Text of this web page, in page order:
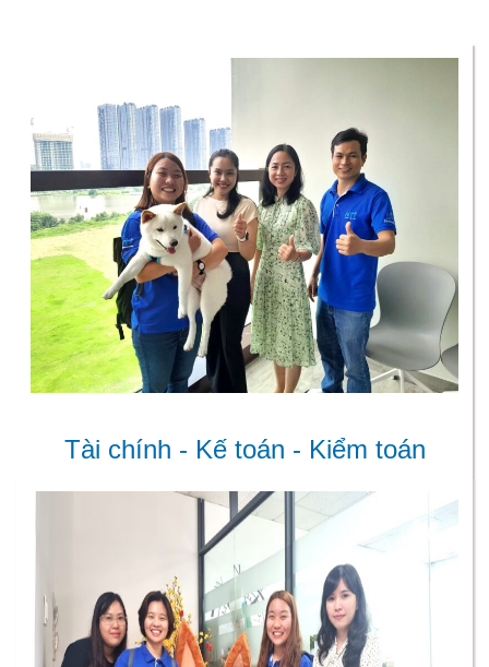
Tài chính - Kế toán - Kiểm toán